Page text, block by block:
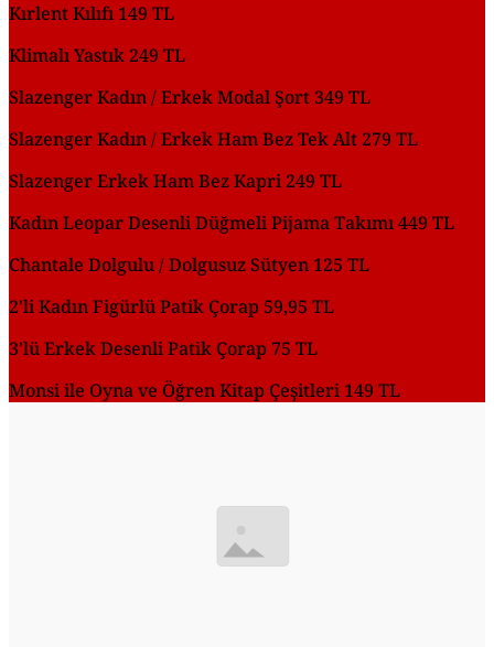
Kırlent Kılıfı 149 TL
Klimalı Yastık 249 TL
Slazenger Kadın / Erkek Modal Şort 349 TL
Slazenger Kadın / Erkek Ham Bez Tek Alt 279 TL
Slazenger Erkek Ham Bez Kapri 249 TL
Kadın Leopar Desenli Düğmeli Pijama Takımı 449 TL
Chantale Dolgulu / Dolgusuz Sütyen 125 TL
2'li Kadın Figürlü Patik Çorap 59,95 TL
3'lü Erkek Desenli Patik Çorap 75 TL
Monsi ile Oyna ve Öğren Kitap Çeşitleri 149 TL